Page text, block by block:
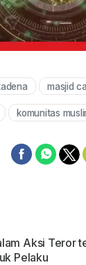
masjid
komunitas
Aksi Teror
Pelaku